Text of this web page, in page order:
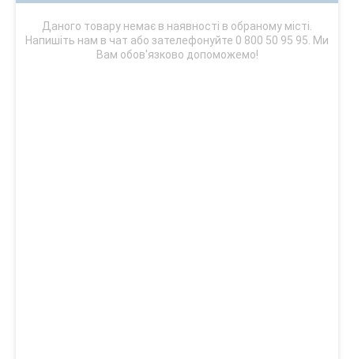
Даного товару немає в наявності в обраному місті.
Напишіть нам в чат або зателефонуйте 0 800 50 95 95. Ми
Вам обов'язково допоможемо!